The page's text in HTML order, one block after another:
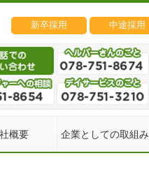
新卒採用 中途採用
概要 企業としての取組み